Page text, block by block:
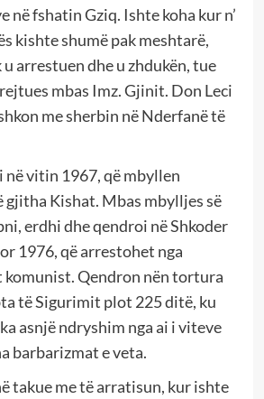
në fshatin Gziq. Ishte koha kur n’
kishte shumë pak meshtarë,
arrestuen dhe u zhdukën, tue
mbas Imz. Gjinit. Don Leci
me sherbin në Nderfanë të
vitin 1967, që mbyllen
Kishat. Mbas mbylljes së
erdhi dhe qendroi në Shkoder
1976, që arrestohet nga
Qendron nën tortura
të Sigurimit plot 225 ditë, ku
asnjë ndryshim nga ai i viteve
barbarizmat e veta.
takue me të arratisun, kur ishte